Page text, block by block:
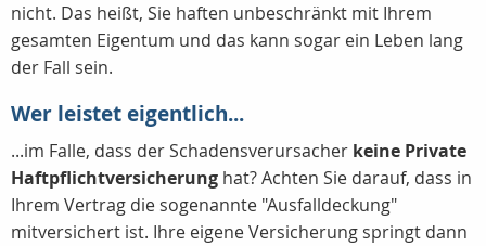
nicht. Das heißt, Sie haften unbeschränkt mit Ihrem
gesamten Eigentum und das kann sogar ein Leben lang
der Fall sein.
Wer leistet eigentlich...
...im Falle, dass der Schadensverursacher keine Private
Haftpflichtversicherung hat? Achten Sie darauf, dass in
Ihrem Vertrag die sogenannte "Ausfalldeckung"
mitversichert ist. Ihre eigene Versicherung springt dann